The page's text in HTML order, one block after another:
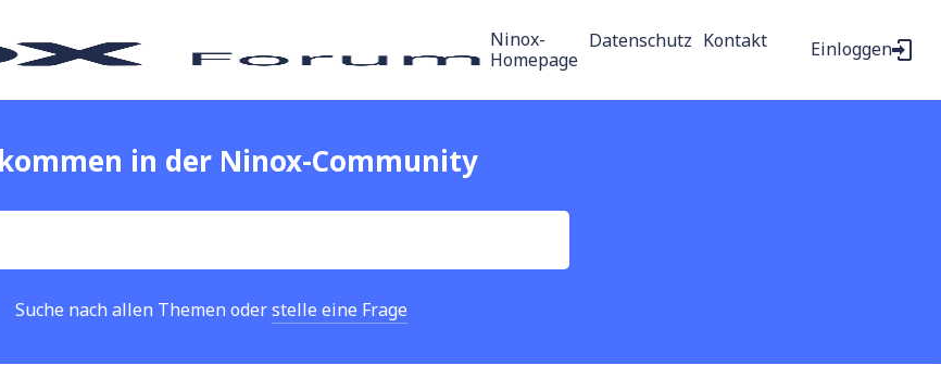
Ninox-
Homepage
Datenschutz Kontakt Einloggen
in der Ninox-Community
Suche nach allen Themen oderstelle eine Frage